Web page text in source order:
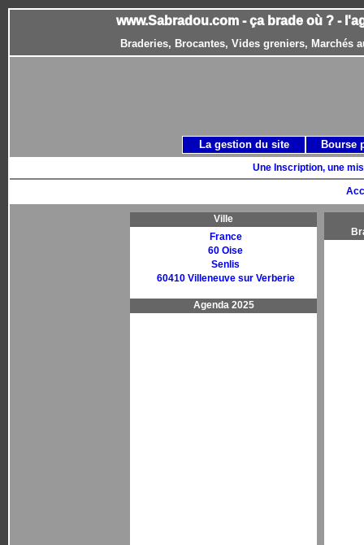
www.Sabradou.com - ça brade où ? -
Braderies, Brocantes, Vides greniers, Marchés
Une Inscription, une
Ville
France
60 Oise
Senlis
60410 Villeneuve sur Verberie
Agenda 2025
La gestion du site Bourse